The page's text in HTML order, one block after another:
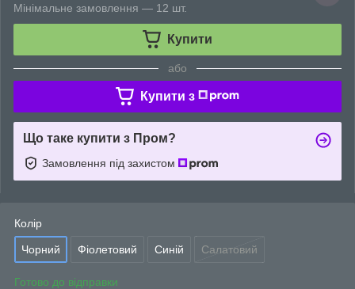
Мінімальне замовлення — 12 шт.
Купити
або
Купити з
Що таке купити з Пром?
Замовлення під захистом
Колір
Чорний Фіолетовий Синій Салатовий
Готово до відправки